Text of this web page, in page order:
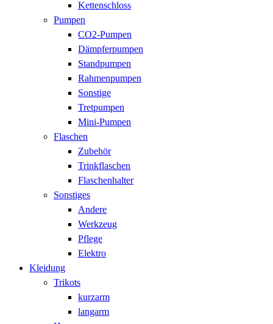
Kettenschloss
Pumpen
CO2-Pumpen
Dämpferpumpen
Standpumpen
Rahmenpumpen
Sonstige
Tretpumpen
Mini-Pumpen
Flaschen
Zubehör
Trinkflaschen
Flaschenhalter
Sonstiges
Andere
Werkzeug
Pflege
Elektro
Kleidung
Trikots
kurzarm
langarm